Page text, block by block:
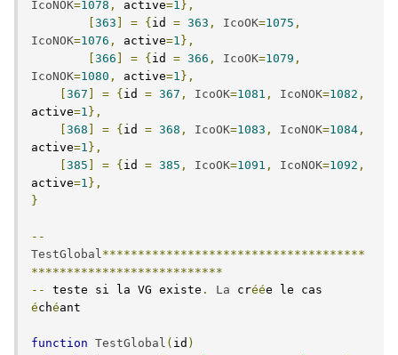
IcoNOK=1078 , active=1 },
363 = { id = 363 , IcoOK=1075 ,
IcoNOK=1076 , active=1 },
366 = { id = 366 , IcoOK=1079 ,
IcoNOK=1080 , active=1 },
367 = { id = 367 , IcoOK=1081 , IcoNOK=1082 ,
active=1 },
368 = { id = 368 , IcoOK=1083 , IcoNOK=1084 ,
active=1 },
385 = { id = 385 , IcoOK=1091 , IcoNOK=1092 ,
active=1 },
}
--
TestGlobal*************************************
***************************
--
teste si la VG existe . La créé
échéant
function TestGlobal ( id )